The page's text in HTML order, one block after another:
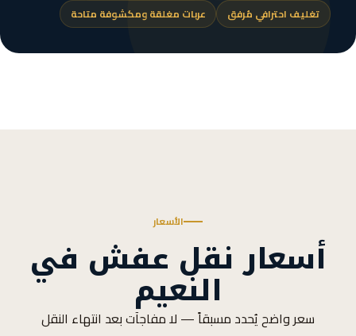
تغليف احترافي مُرفق
عربات مغلقة ومكشوفة متاحة
الأسعار
أسعار نقل عفش في
النعيم
سعر واضح يُحدد مسبقاً — لا مفاجآت بعد انتهاء النقل